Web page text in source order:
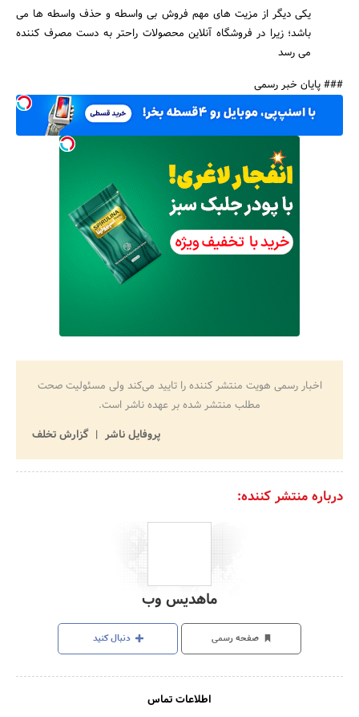
یکی دیگر از مزیت های مهم فروش بی واسطه و حذف واسطه ها می
باشد؛ زیرا در فروشگاه آنلاین محصولات راحتر به دست مصرف کننده
می رسد
### پایان خبر رسمی
اخبار رسمی هویت منتشر کننده را تایید می‌کند ولی مسئولیت صحت
مطلب منتشر شده بر عهده ناشر است.
پروفایل ناشر
گزارش تخلف
درباره منتشر کننده:
ماهدیس وب
صفحه رسمی دنبال کنید
اطلاعات تماس